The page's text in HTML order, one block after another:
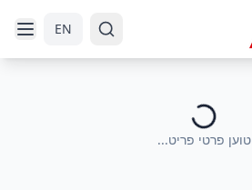
EN
טוען פרטי פריט...